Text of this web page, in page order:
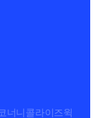
너니콜라이즈윅